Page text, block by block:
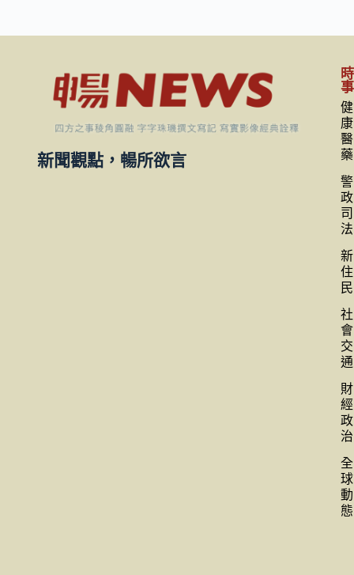
新聞觀點，暢所欲言
時
事
健
康
醫
藥
警
政
司
法
新
住
民
社
會
交
通
財
經
政
治
全
球
動
態